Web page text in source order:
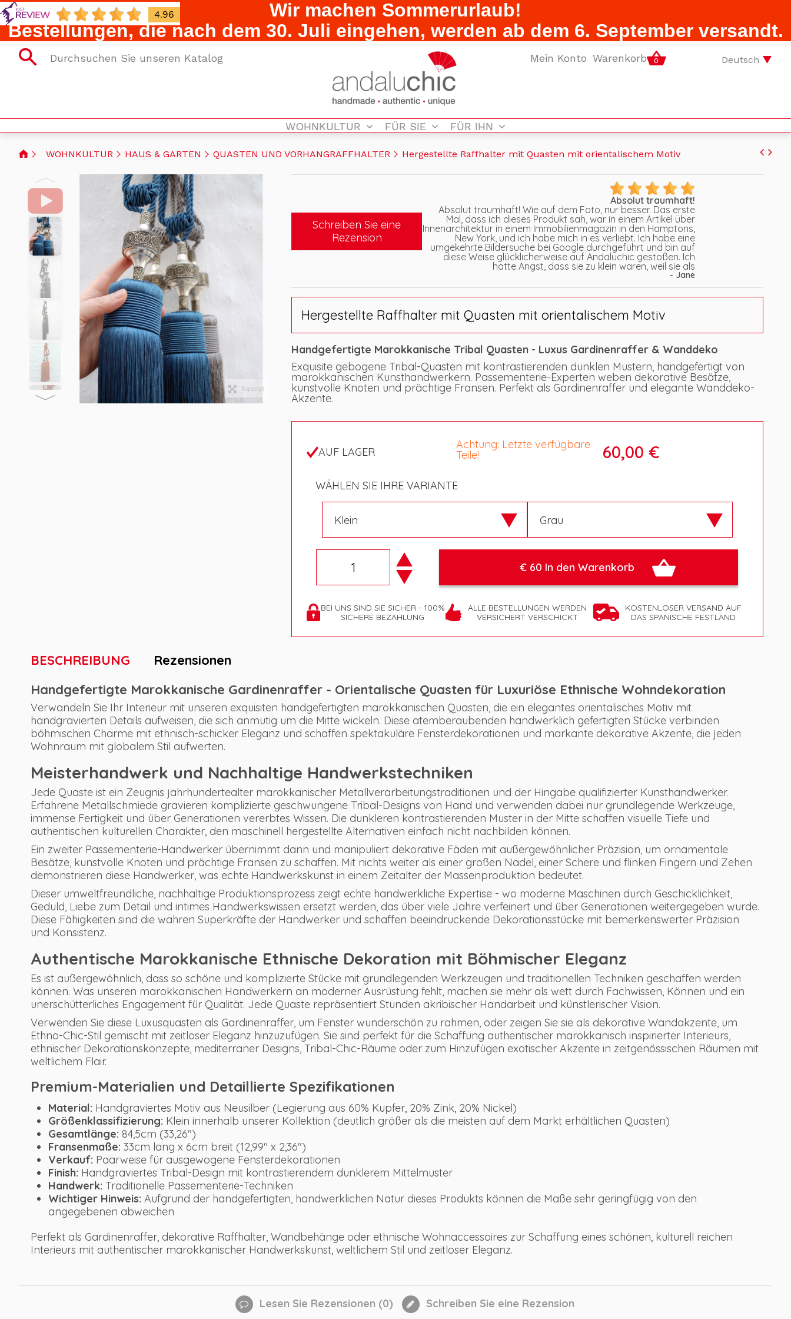
4.96
Wir machen Sommerurlaub!
Bestellungen, die nach dem 30. Juli eingehen, werden ab dem 6. September versandt.
Deutsch
Mein Konto Warenkorb 0
WOHNKULTUR FÜR SIE FÜR IHN
WOHNKULTUR HAUS & GARTEN QUASTEN UND VORHANGRAFFHALTER Hergestellte Raffhalter mit Quasten mit orientalischem Motiv
Expand
Schreiben Sie eine
Rezension
Absolut traumhaft!
Absolut traumhaft! Wie auf dem Foto, nur besser. Das erste
Mal, dass ich dieses Produkt sah, war in einem Artikel über
Innenarchitektur in einem Immobilienmagazin in den Hamptons,
New York, und ich habe mich in es verliebt. Ich habe eine
umgekehrte Bildersuche bei Google durchgeführt und bin auf
diese Weise glücklicherweise auf Andaluchic gestoßen. Ich
hatte Angst, dass sie zu klein waren, weil sie als
- Jane
Hergestellte Raffhalter mit Quasten mit orientalischem Motiv
Handgefertigte Marokkanische Tribal Quasten - Luxus Gardinenraffer & Wanddeko
Exquisite gebogene Tribal-Quasten mit kontrastierenden dunklen Mustern, handgefertigt von
marokkanischen Kunsthandwerkern. Passementerie-Experten weben dekorative Besätze,
kunstvolle Knoten und prächtige Fransen. Perfekt als Gardinenraffer und elegante Wanddeko-
Akzente.
AUF LAGER
Achtung: Letzte verfügbare
Teile! 60,00 €
WÄHLEN SIE IHRE VARIANTE
€ 60 In den Warenkorb
BEI UNS SIND SIE SICHER - 100%
SICHERE BEZAHLUNG
ALLE BESTELLUNGEN WERDEN
VERSICHERT VERSCHICKT
KOSTENLOSER VERSAND AUF
DAS SPANISCHE FESTLAND
BESCHREIBUNG
Rezensionen
Handgefertigte Marokkanische Gardinenraffer - Orientalische Quasten für Luxuriöse Ethnische Wohndekoration
Verwandeln Sie Ihr Interieur mit unseren exquisiten handgefertigten marokkanischen Quasten, die ein elegantes orientalisches Motiv mit
handgravierten Details aufweisen, die sich anmutig um die Mitte wickeln. Diese atemberaubenden handwerklich gefertigten Stücke verbinden
böhmischen Charme mit ethnisch-schicker Eleganz und schaffen spektakuläre Fensterdekorationen und markante dekorative Akzente, die jeden
Wohnraum mit globalem Stil aufwerten.
Meisterhandwerk und Nachhaltige Handwerkstechniken
Jede Quaste ist ein Zeugnis jahrhundertealter marokkanischer Metallverarbeitungstraditionen und der Hingabe qualifizierter Kunsthandwerker.
Erfahrene Metallschmiede gravieren komplizierte geschwungene Tribal-Designs von Hand und verwenden dabei nur grundlegende Werkzeuge,
immense Fertigkeit und über Generationen vererbtes Wissen. Die dunkleren kontrastierenden Muster in der Mitte schaffen visuelle Tiefe und
authentischen kulturellen Charakter, den maschinell hergestellte Alternativen einfach nicht nachbilden können.
Ein zweiter Passementerie-Handwerker übernimmt dann und manipuliert dekorative Fäden mit außergewöhnlicher Präzision, um ornamentale
Besätze, kunstvolle Knoten und prächtige Fransen zu schaffen. Mit nichts weiter als einer großen Nadel, einer Schere und flinken Fingern und Zehen
demonstrieren diese Handwerker, was echte Handwerkskunst in einem Zeitalter der Massenproduktion bedeutet.
Dieser umweltfreundliche, nachhaltige Produktionsprozess zeigt echte handwerkliche Expertise - wo moderne Maschinen durch Geschicklichkeit,
Geduld, Liebe zum Detail und intimes Handwerkswissen ersetzt werden, das über viele Jahre verfeinert und über Generationen weitergegeben wurde.
Diese Fähigkeiten sind die wahren Superkräfte der Handwerker und schaffen beeindruckende Dekorationsstücke mit bemerkenswerter Präzision
und Konsistenz.
Authentische Marokkanische Ethnische Dekoration mit Böhmischer Eleganz
Es ist außergewöhnlich, dass so schöne und komplizierte Stücke mit grundlegenden Werkzeugen und traditionellen Techniken geschaffen werden
können. Was unseren marokkanischen Handwerkern an moderner Ausrüstung fehlt, machen sie mehr als wett durch Fachwissen, Können und ein
unerschütterliches Engagement für Qualität. Jede Quaste repräsentiert Stunden akribischer Handarbeit und künstlerischer Vision.
Verwenden Sie diese Luxusquasten als Gardinenraffer, um Fenster wunderschön zu rahmen, oder zeigen Sie sie als dekorative Wandakzente, um
Ethno-Chic-Stil gemischt mit zeitloser Eleganz hinzuzufügen. Sie sind perfekt für die Schaffung authentischer marokkanisch inspirierter Interieurs,
ethnischer Dekorationskonzepte, mediterraner Designs, Tribal-Chic-Räume oder zum Hinzufügen exotischer Akzente in zeitgenössischen Räumen mit
weltlichem Flair.
Premium-Materialien und Detaillierte Spezifikationen
Material: Handgraviertes Motiv aus Neusilber (Legierung aus 60% Kupfer, 20% Zink, 20% Nickel)
Größenklassifizierung: Klein innerhalb unserer Kollektion (deutlich größer als die meisten auf dem Markt erhältlichen Quasten)
Gesamtlänge: 84,5cm (33,26")
Fransenmaße: 33cm lang x 6cm breit (12,99" x 2,36")
Verkauf: Paarweise für ausgewogene Fensterdekorationen
Finish: Handgraviertes Tribal-Design mit kontrastierendem dunklerem Mittelmuster
Handwerk: Traditionelle Passementerie-Techniken
Wichtiger Hinweis: Aufgrund der handgefertigten, handwerklichen Natur dieses Produkts können die Maße sehr geringfügig von den
angegebenen abweichen
Perfekt als Gardinenraffer, dekorative Raffhalter, Wandbehänge oder ethnische Wohnaccessoires zur Schaffung eines schönen, kulturell reichen
Interieurs mit authentischer marokkanischer Handwerkskunst, weltlichem Stil und zeitloser Eleganz.
Lesen Sie Rezensionen (0) Schreiben Sie eine Rezension